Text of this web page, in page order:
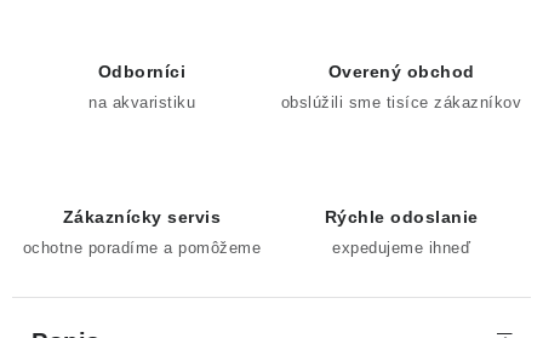
Odborníci
na akvaristiku
Overený obchod
obslúžili sme tisíce zákazníkov
Zákaznícky servis
ochotne poradíme a pomôžeme
Rýchle odoslanie
expedujeme ihneď